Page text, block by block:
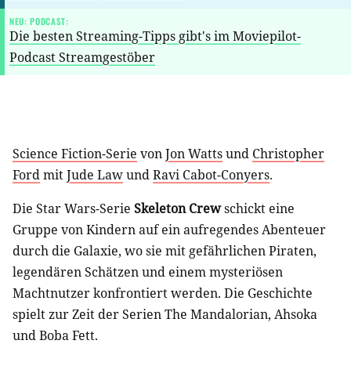
NEU: PODCAST:
Die besten Streaming-Tipps gibt's im Moviepilot-
Podcast Streamgestöber
Science Fiction-Serie vonJon Wattsund Christopher
FordmitJude LawundRavi Cabot-Conyers.
Die Star Wars-Serie Skeleton Crewschickt eine
Gruppe von Kindern auf ein aufregendes Abenteuer
durch die Galaxie, wo sie mit gefährlichen Piraten,
legendären Schätzen und einem mysteriösen
Machtnutzer konfrontiert werden. Die Geschichte
spielt zur Zeit der Serien The Mandalorian, Ahsoka
und Boba Fett.